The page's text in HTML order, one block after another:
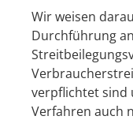
Wir weisen
Durchführung
verpflichtet sind
Verfahren auch